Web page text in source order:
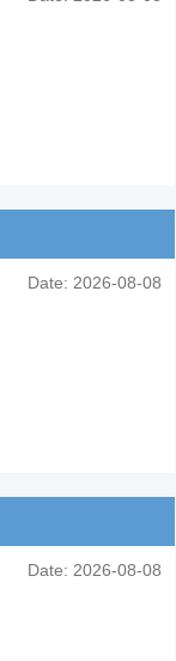
Date: 2026-08-08
Date: 2026-08-08